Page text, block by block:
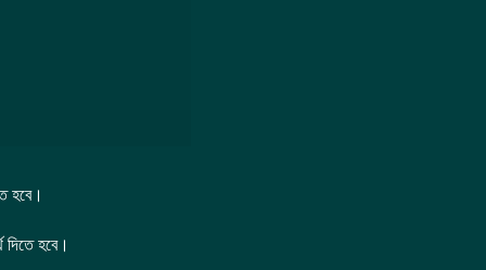
হবে।
দিতে হবে।